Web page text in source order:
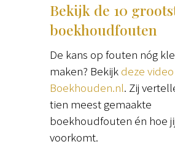
Bekijk de 10
boekhoudfouten
De kans op fouten nóg
maken? Bekijk deze
Boekhouden.nl. Zij
tien meest gemaakte
boekhoudfouten én hoe
voorkomt.